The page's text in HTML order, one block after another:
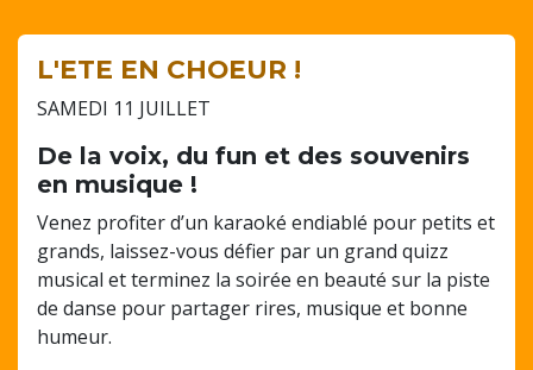
L'ETE EN CHOEUR !
SAMEDI 11 JUILLET
De la voix, du fun et des souvenirs
en musique !
Venez profiter d’un karaoké endiablé pour petits et
grands, laissez-vous défier par un grand quizz
musical et terminez la soirée en beauté sur la piste
de danse pour partager rires, musique et bonne
humeur.